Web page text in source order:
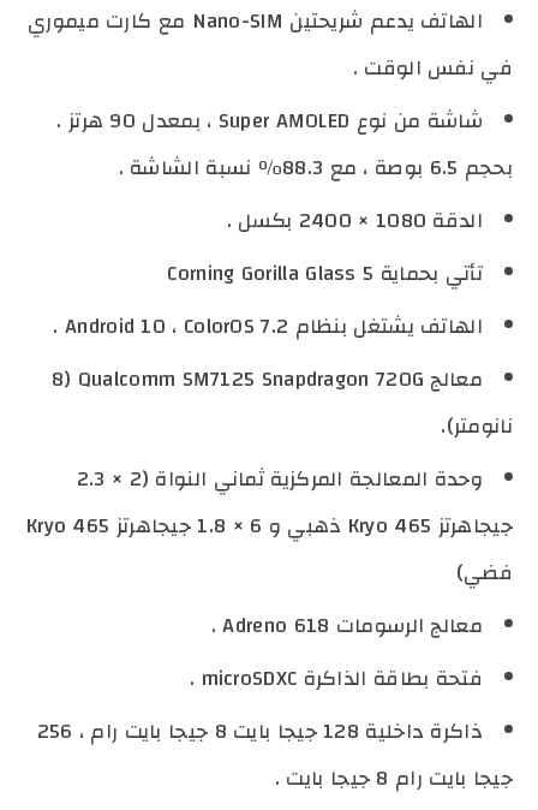
الهاتف يدعم شريحتين Nano-SIM مع كارت ميموري
في نفس الوقت .
شاشة من نوع Super AMOLED ، بمعدل 90 هرتز .
بحجم 6.5 بوصة ، مع 88.3٪ نسبة الشاشة .
الدقة 1080 × 2400 بكسل .
تأتي بحماية Corning Gorilla Glass 5
الهاتف يشتغل بنظام Android 10 ، ColorOS 7.2 .
معالج Qualcomm SM7125 Snapdragon 720G (8
نانومتر).
وحدة المعالجة المركزية ثماني النواة (2 × 2.3
جيجاهرتز Kryo 465 ذهبي و 6 × 1.8 جيجاهرتز Kryo 465
فضي)
معالج الرسومات Adreno 618 .
فتحة بطاقة الذاكرة microSDXC .
ذاكرة داخلية 128 جيجا بايت 8 جيجا بايت رام ، 256
جيجا بايت رام 8 جيجا بايت .